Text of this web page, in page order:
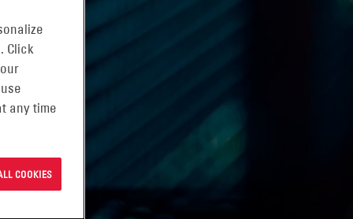
Click
any time
COOKIES